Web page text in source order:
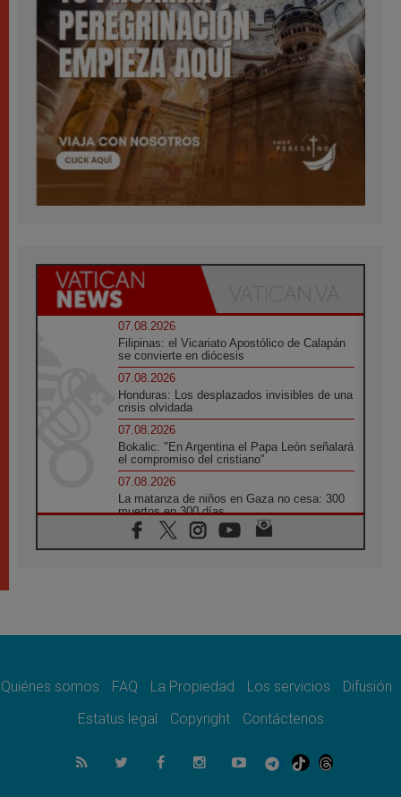
07.08.2026
Filipinas: el Vicariato Apostólico de Calapán
se convierte en diócesis
07.08.2026
Honduras: Los desplazados invisibles de una
crisis olvidada
07.08.2026
Bokalic: "En Argentina el Papa León señalará
el compromiso del cristiano"
07.08.2026
La matanza de niños en Gaza no cesa: 300
muertos en 300 días
07.08.2026
Tagle: La guerra desfigura el mundo, solo la
como misión al servicio del Evangelio
SIGNIS 2026, dar voz a las religiosas en el
07.08.2026
Lanzan un proyecto de empoderamiento
Quiénes somos FAQ La Propiedad Los servicios
Difusión
Estatus legal
Copyright Contáctenos